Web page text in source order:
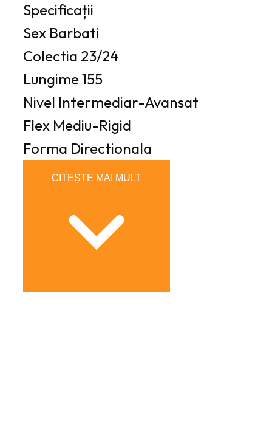
Specificații
Sex Barbati
Colectia 23/24
Lungime155
Nivel Intermediar-Avansat
Flex Mediu-Rigid
Forma Directionala